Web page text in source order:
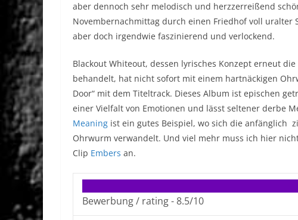
aber dennoch sehr melodisch und herzzerreißend
Novembernachmittag durch einen Friedhof voll
aber doch irgendwie faszinierend und verlockend.
Blackout Whiteout, dessen lyrisches Konzept erneut
behandelt, hat nicht sofort mit einem hartnäckigen
Door“ mit dem Titeltrack. Dieses Album ist epischen
einer Vielfalt von Emotionen und lässt seltener derbe
Meaning ist ein gutes Beispiel, wo sich die anfänglich
Ohrwurm verwandelt. Und viel mehr muss ich hier
Clip Embers an.
Bewerbung / rating -8.5/10